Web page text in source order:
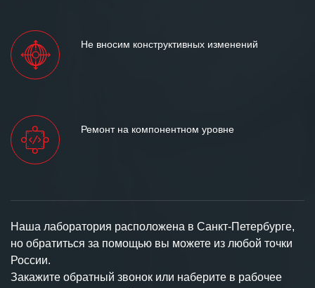
Не вносим конструктивных изменений
Ремонт на компонентном уровне
Наша лаборатория расположена в Санкт-Петербурге,
но обратиться за помощью вы можете из любой точки
России.
Закажите обратный звонок или наберите в рабочее